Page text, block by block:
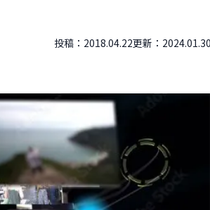
投稿： 2018.04.22更新： 2024.01.30